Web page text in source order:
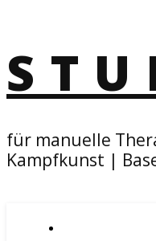
für manuelle
Kampfkunst |